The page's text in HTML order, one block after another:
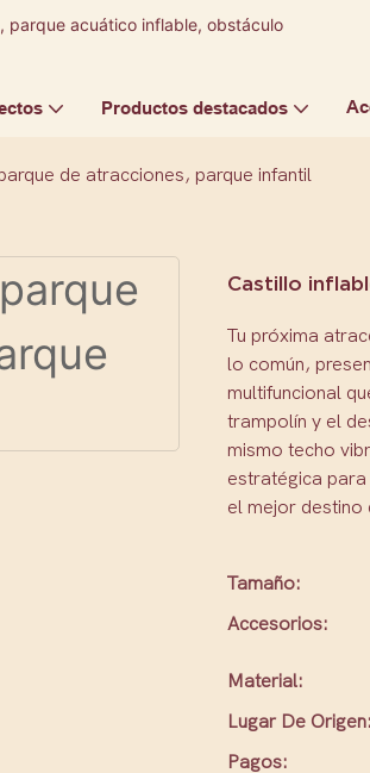
parque acuático inflable, obstáculo
Productos destacados
de atracciones, parque infantil
Castillo
Tu próxima
lo común,
multifuncional
trampolín y el
mismo techo
estratégica
el mejor destino
Tamaño:
Accesorios:
Material:
Lugar De Origen:
Pagos: